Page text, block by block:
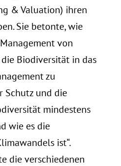
& Valuation) ihren
Sie betonte, wie
von
Biodiversität in das
zu
Schutz und die
mindestens
wie es die
ist“.
die verschiedenen